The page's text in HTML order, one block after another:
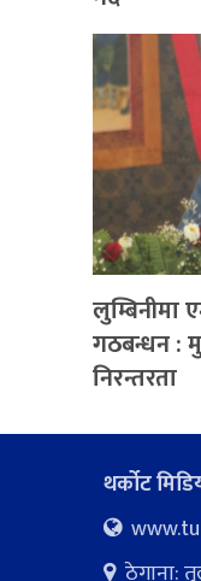
लुम्बिनीमा
गठबन्धन :
निरन्तरता
थर्कोट
ठेगाना: